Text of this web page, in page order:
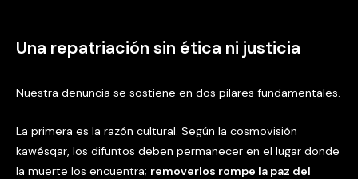
Una repatriación sin ética ni justicia
Nuestra denuncia se sostiene en dos pilares fundamentales.
La primera es la razón cultural. Según la cosmovisión
kawésqar, los difuntos deben permanecer en el lugar donde
la muerte los encuentra; removerlos rompe la paz del